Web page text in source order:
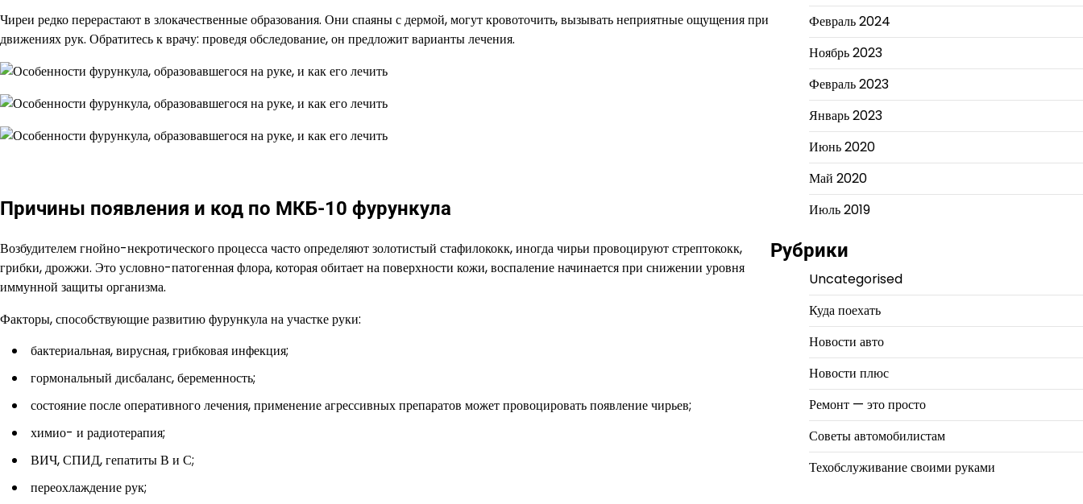
Чиреи редко перерастают в злокачественные образования. Они спаяны с дермой, могут кровоточить, вызывать неприятные ощущения при
движениях рук. Обратитесь к врачу: проведя обследование, он предложит варианты лечения.
Причины появления и код по МКБ-10 фурункула
Возбудителем гнойно-некротического процесса часто определяют золотистый стафилококк, иногда чирьи провоцируют стрептококк,
грибки, дрожжи. Это условно-патогенная флора, которая обитает на поверхности кожи, воспаление начинается при снижении уровня
иммунной защиты организма.
Факторы, способствующие развитию фурункула на участке руки:
бактериальная, вирусная, грибковая инфекция;
гормональный дисбаланс, беременность;
состояние после оперативного лечения, применение агрессивных препаратов может провоцировать появление чирьев;
химио- и радиотерапия;
ВИЧ, СПИД, гепатиты В и С;
переохлаждение рук;
Февраль 2024
Ноябрь 2023
Февраль 2023
Январь 2023
Июнь 2020
Май 2020
Июль 2019
Рубрики
Uncategorised
Куда поехать
Новости авто
Новости плюс
Ремонт — это просто
Советы автомобилистам
Техобслуживание своими руками